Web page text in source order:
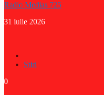
Radio Medias 725
31 iulie 2026
Stiri
0